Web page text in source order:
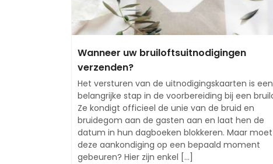
Wanneer uw bruiloftsuitnodigingen
verzenden?
Het versturen van de uitnodigingskaarten is een
belangrijke stap in de voorbereiding bij een
Ze kondigt officieel de unie van de bruid en
bruidegom aan de gasten aan en laat hen de
datum in hun dagboeken blokkeren. Maar moet
deze aankondiging op een bepaald moment
gebeuren? Hier zijn enkel [...]